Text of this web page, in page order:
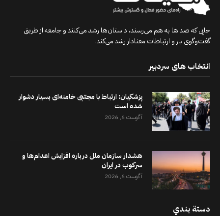
جایی که صداها به هم می‌رسند، داستان‌ها رشد می‌کنند و جامعه از طریق
گفت‌وگوی باز و ارتباطات معنادار رشد می‌کند.
انتخاب های سردبیر
پزشکیان: ارتباط با مجتبی خامنه‌ای بسیار دشوار
شده است
آگوست 6, 2026
هشدار سازمان ملل درباره افزایش اعدام‌ها و
سرکوب در ایران
آگوست 6, 2026
دستة بندي